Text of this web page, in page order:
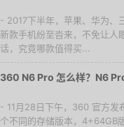
- 2017下半年，苹果、华为、
新款手机纷至沓来，不免让人
话，究竟哪款值得买...
360 N6 Pro 怎么样？N6
- 11月28日下午，360 官方
个不同的存储版本，4+64GB